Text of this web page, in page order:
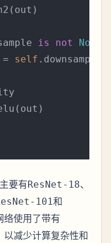
is not None
=
self
要有ResNet-18、
101和
络使用了带有
以减少计算复杂性和